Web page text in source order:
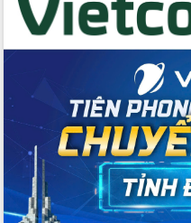
Đảm bảo cuộc bầu cử đại biểu Quốc
hội và đại biểu HĐND các cấp diễn ra
an toàn, hiệu quả, đúng quy định
Thủ tướng Chính phủ Phạm Minh Chính
kiểm tra, chỉ đạo hoàn thành các dự
án cao tốc và thăm khu tái định cư tại
Đắk Lắk
Sôi nổi Hội đua ngựa truyền thống Gò
Thì Thùng mừng Xuân Bính Ngọ 2026
Lãnh đạo tỉnh dâng hương tưởng niệm
tại Đập Đồng Cam đầu Xuân Bính Ngọ